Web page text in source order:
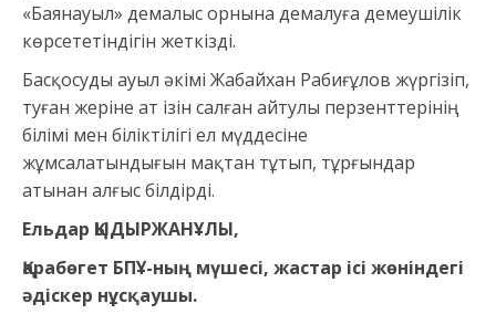
«Баянауыл» демалыс ор­нына демалуға демеушілік
көрсететіндігін жеткізді.
Басқосуды ауыл әкімі Жабайхан Рабиғұлов жүргізіп,
туған жеріне ат ізін салған айтулы перзенттерінің
білімі мен біліктілігі ел мүддесіне
жұмсалатындығын мақтан тұтып, тұрғындар
атынан алғыс білдірді.
Ельдар ҚЫДЫРЖАНҰЛЫ,
Қарабөгет БПҰ-ның мүшесі, жастар ісі жөніндегі
әдіскер нұсқаушы.